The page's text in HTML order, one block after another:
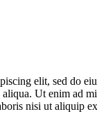
elit, sed do
Ut enim ad
nisi ut aliquip